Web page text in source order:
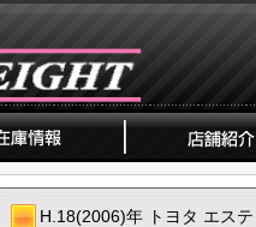
H.18(2006)年 トヨタ エス